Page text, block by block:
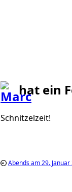
hat ein
Schnitzelzeit!
Abends am 29. Januar